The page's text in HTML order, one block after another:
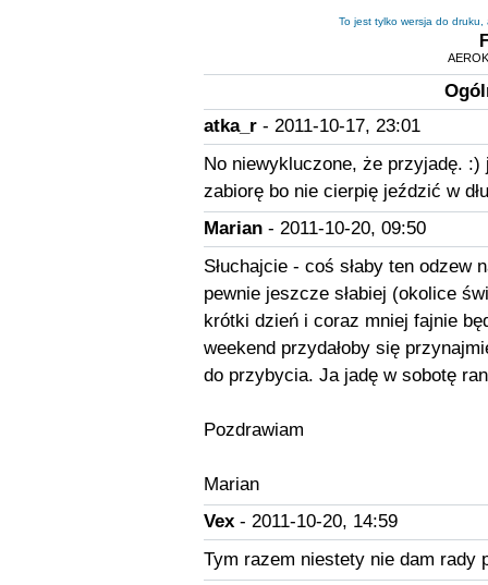
To jest tylko wersja do druku,
atka_r- 2011-10-17, 23:01
No niewykluczone, że przyjadę.
zabiorę bo nie cierpię jeździć w
Marian- 2011-10-20, 09:50
Słuchajcie - coś słaby ten odzew
pewnie jeszcze słabiej (okolice
krótki dzień i coraz mniej fajnie
weekend przydałoby się
do przybycia. Ja jadę w sobotę
Pozdrawiam
Marian
Vex- 2011-10-20, 14:59
Tym razem niestety nie dam